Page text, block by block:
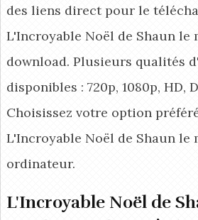
des liens direct pour le
L'Incroyable Noël de Shaun
download. Plusieurs qualités
disponibles : 720p, 1080p, HD,
Choisissez votre option
L'Incroyable Noël de Shaun le
ordinateur.
L'Incroyable Noël de